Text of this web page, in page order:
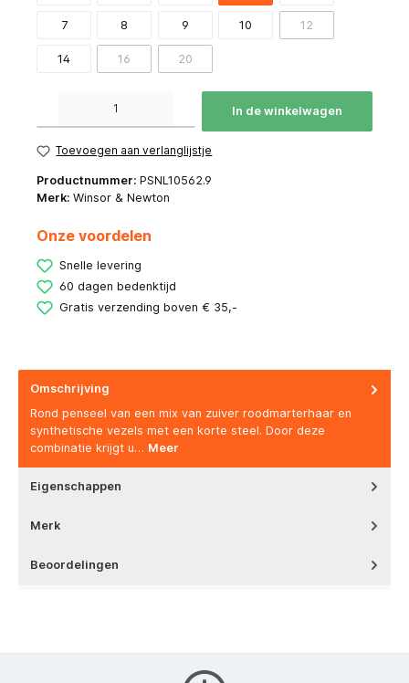
7 8 9 10 12
14 16 20
In de winkelwagen
Toevoegen aan verlanglijstje
Productnummer: PSNL10562.9
Merk: Winsor & Newton
Onze voordelen
Snelle levering
60 dagen bedenktijd
Gratis verzending boven € 35,-
Omschrijving
Rond penseel van een mix van zuiver roodmarterhaar en
synthetische vezels met een korte steel. Door deze
combinatie krijgt u… Meer
Eigenschappen
Merk
Beoordelingen